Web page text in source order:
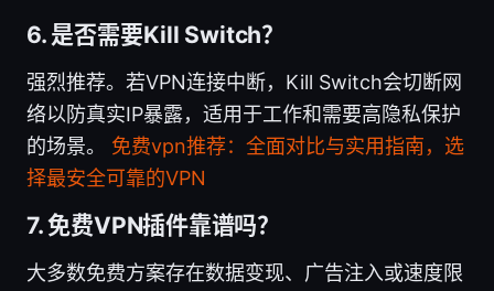
6. 是否需要Kill Switch？
强烈推荐。若VPN连接中断，Kill Switch会切断网
络以防真实IP暴露，适用于工作和需要高隐私保护
的场景。 免费vpn推荐：全面对比与实用指南，选
择最安全可靠的VPN
7. 免费VPN插件靠谱吗？
大多数免费方案存在数据变现、广告注入或速度限